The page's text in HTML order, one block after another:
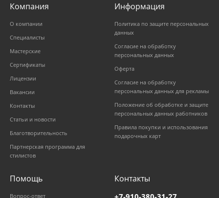
Компания
О компании
Специалисты
Мастерские
Сертификаты
Лицензии
Вакансии
Контакты
Статьи и новости
Благотворительность
Партнерская программа для
стилистов
Информация
Политика по защите персональных
данных
Согласие на обработку
персональных данных
Оферта
Согласие на обработку
персональных данных для рекламы
Положение об обработке и защите
персональных данных работников
Правила покупки и использования
подарочных карт
Помощь
Вопрос-ответ
Контакты